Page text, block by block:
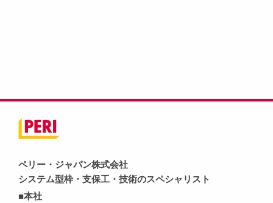
ペリー・ジャパン株式会社
システム型枠・支保工・技術のスペシャリスト
■本社